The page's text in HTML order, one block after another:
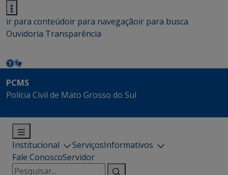
ir para conteúdoir para navegaçãoir para busca
Ouvidoria Transparência
PCMS
Polícia Civil de Mato Grosso do Sul
Institucional ServiçosInformativos
Fale ConoscoServidor
Pesquisar